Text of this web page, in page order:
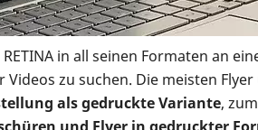
Website für blinde und
in all seinen Formaten an
zu suchen. Die meisten
als gedruckte Variante,